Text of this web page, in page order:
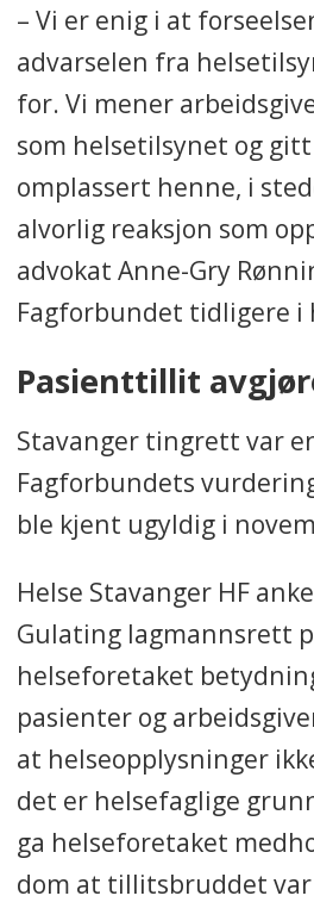
lovbrudd, men ikke
såkalt administrativ
• I 3 saker ble det
lovbrudd.
– Vi er enig i at
advarselen fra
for. Vi mener
som helsetilsynet og
omplassert henne, i
alvorlig reaksjon som
advokat Anne-Gry
Fagforbundet tidligere i
Pasienttillit
Stavanger tingrett var
Fagforbundets
ble kjent ugyldig i
Helse Stavanger HF
Gulating lagmannsrett
helseforetaket
pasienter og
at helseopplysninger
det er helsefaglige
ga helseforetaket
dom at tillitsbruddet